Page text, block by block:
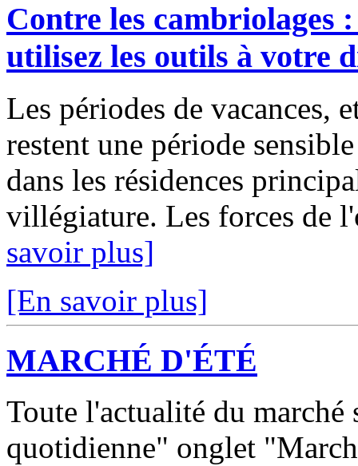
Contre les cambriolages
utilisez les outils à votre
Les périodes de vacances,
restent une période
dans les résidences
villégiature. Les forces de
savoir plus]
[En savoir plus]
MARCHÉ D'ÉTÉ
Toute l'actualité du
quotidienne" onglet